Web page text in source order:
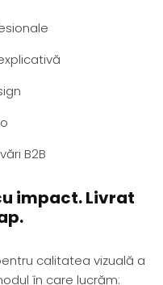
B2B
impact. Livrat
calitatea vizuală a
în care lucrăm: